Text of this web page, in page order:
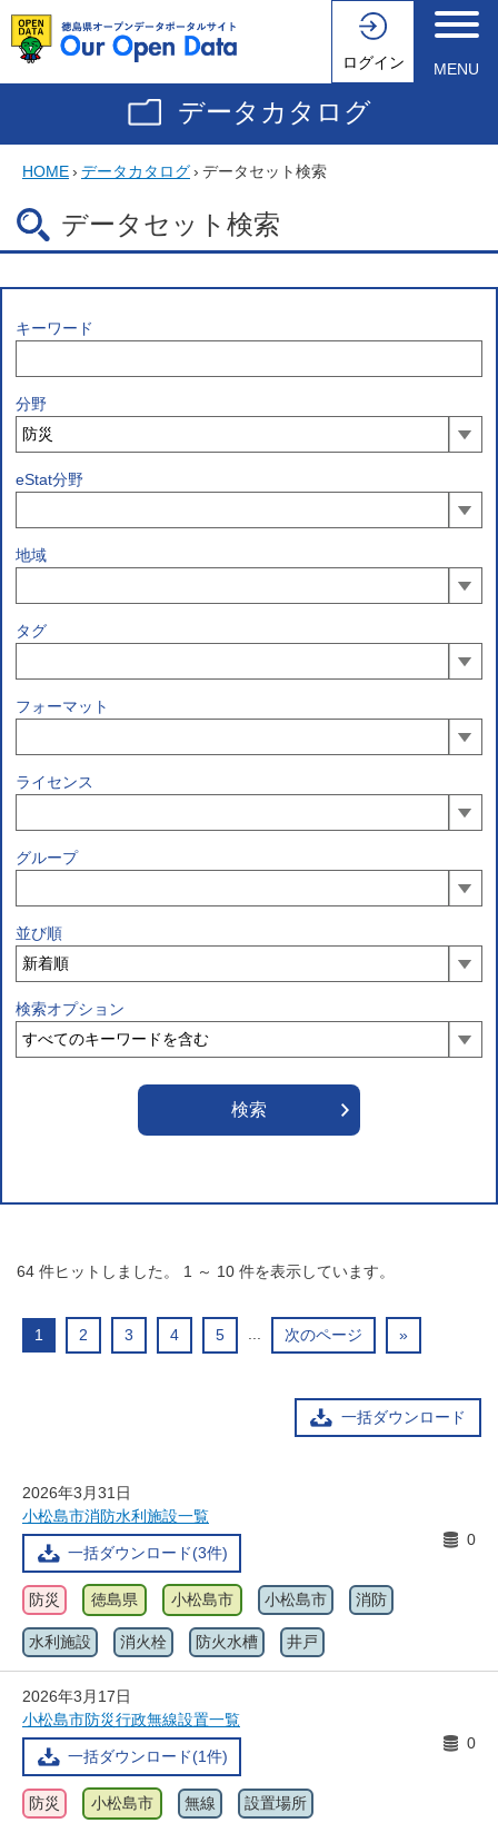
ログイン MENU
データカタログ
HOME› データカタログ› データセット検索
データセット検索
キーワード
分野
eStat分野
地域
タグ
フォーマット
ライセンス
グループ
並び順
検索オプション
64 件ヒットしました。 1 ～ 10 件を表示しています。
1 2 3 4 5 ... 次のページ »
一括ダウンロード
2026年3月31日
小松島市消防水利施設一覧
一括ダウンロード(3件)
0
防災 徳島県 小松島市 小松島市 消防
水利施設 消火栓 防火水槽 井戸
2026年3月17日
小松島市防災行政無線設置一覧
一括ダウンロード(1件)
0
防災 小松島市 無線 設置場所